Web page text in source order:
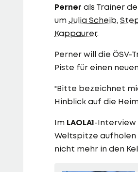
Perner als Trainer
um Julia Scheib,
Kappaurer.
Perner will die
Piste für einen
"Bitte bezeichnet
Hinblick auf die
Im LAOLA1-Interview
Weltspitze aufholen
nicht mehr in den